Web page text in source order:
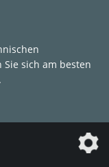
sich am besten
der